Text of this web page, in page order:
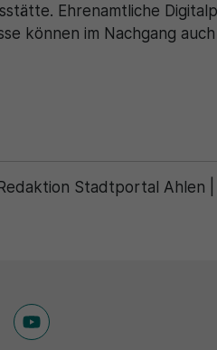
Ehrenamtliche
können im Nachgang
Stadtportal Ahlen